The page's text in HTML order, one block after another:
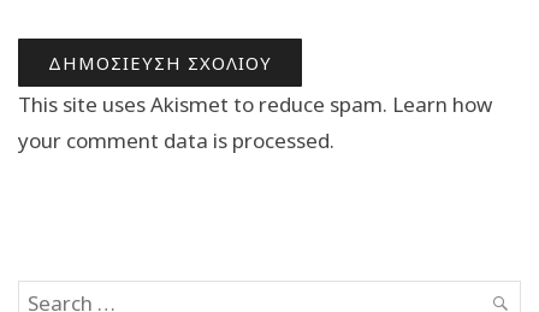
This site uses Akismet to reduce spam. Learn how
your comment data is processed.
Search